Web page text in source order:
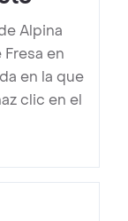
Alpina
en
en la que
clic en el